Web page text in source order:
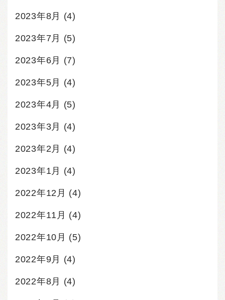
2023年8月 (4)
2023年7月 (5)
2023年6月 (7)
2023年5月 (4)
2023年4月 (5)
2023年3月 (4)
2023年2月 (4)
2023年1月 (4)
2022年12月 (4)
2022年11月 (4)
2022年10月 (5)
2022年9月 (4)
2022年8月 (4)